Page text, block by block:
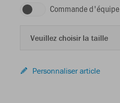
Commande d'équipe
Veuillez choisir la taille
Personnaliser article